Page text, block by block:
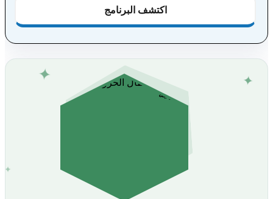
اكتشف البرنامج
✦
✦
✦